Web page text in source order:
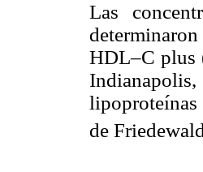
Las
HDL–C plus
de